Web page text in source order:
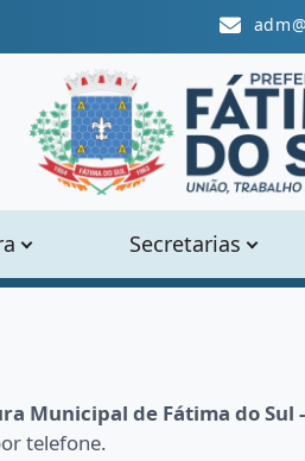
Secretarias
Municipal de Fátima do Sul
telefone.